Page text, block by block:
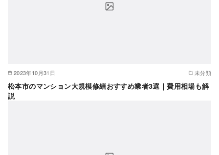
2023年10月31日 未分類
松本市のマンション大規模修繕おすすめ業者3選｜費用相場も解
説